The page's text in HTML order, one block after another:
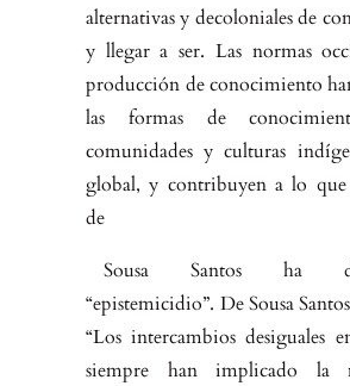
alternativas y decoloniales de
y llegar a ser. Las normas
producción de conoci­miento
las formas de
comunidades y culturas
global, y contribuyen a lo que
de
Sousa Santos ha
“epistemicidio”. De Sousa
“Los intercambios desiguales
siempre han implicado la